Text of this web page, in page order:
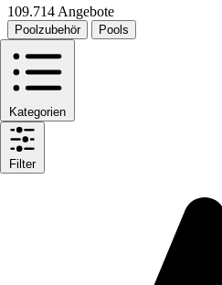
109.714 Angebote
Poolzubehör Pools
Kategorien
Filter